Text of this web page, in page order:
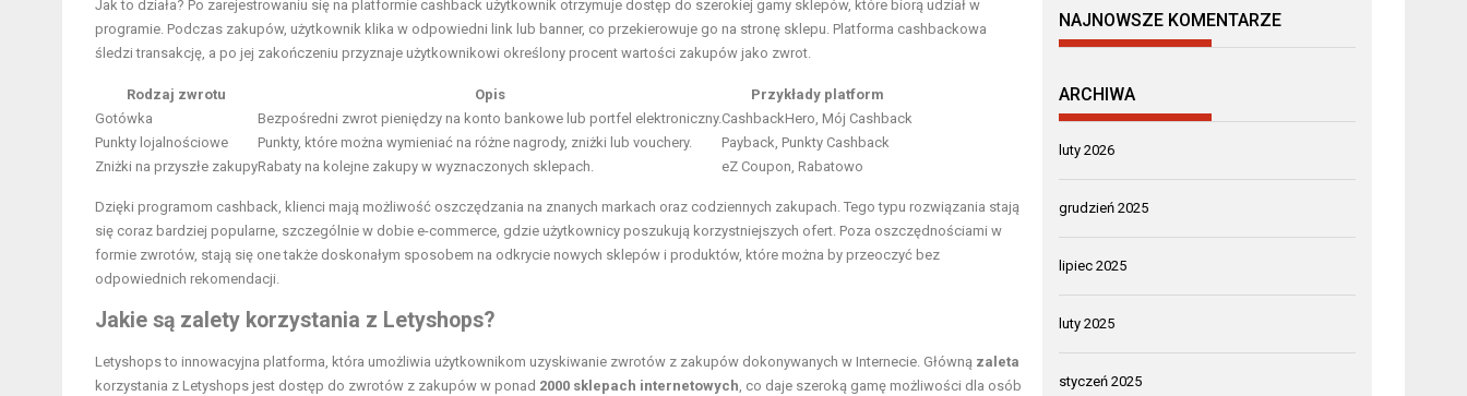
Jak to działa? Po zarejestrowaniu się na platformie cashback użytkownik otrzymuje dostęp do szerokiej gamy sklepów, które biorą udział w
programie. Podczas zakupów, użytkownik klika w odpowiedni link lub banner, co przekierowuje go na stronę sklepu. Platforma cashbackowa
śledzi transakcję, a po jej zakończeniu przyznaje użytkownikowi określony procent wartości zakupów jako zwrot.
Rodzaj zwrotu Opis
Przykłady platform
Gotówka
Bezpośredni zwrot pieniędzy na konto bankowe lub portfel elektroniczny.CashbackHero, Mój Cashback
Punkty lojalnościowe
Punkty, które można wymieniać na różne nagrody, zniżki lub vouchery.
Payback, Punkty Cashback
Zniżki na przyszłe zakupyRabaty na kolejne zakupy w wyznaczonych sklepach. eZ Coupon, Rabatowo
Dzięki programom cashback, klienci mają możliwość oszczędzania na znanych markach oraz codziennych zakupach. Tego typu rozwiązania stają
się coraz bardziej popularne, szczególnie w dobie e-commerce, gdzie użytkownicy poszukują korzystniejszych ofert. Poza oszczędnościami w
formie zwrotów, stają się one także doskonałym sposobem na odkrycie nowych sklepów i produktów, które można by przeoczyć bez
odpowiednich rekomendacji.
Jakie są zalety korzystania z Letyshops?
Letyshops to innowacyjna platforma, która umożliwia użytkownikom uzyskiwanie zwrotów z zakupów dokonywanych w Internecie. Główną zaleta
korzystania z Letyshops jest dostęp do zwrotów z zakupów w ponad 2000 sklepach internetowych, co daje szeroką gamę możliwości dla osób
NAJNOWSZE KOMENTARZE
ARCHIWA
luty 2026
grudzień 2025
lipiec 2025
luty 2025
styczeń 2025